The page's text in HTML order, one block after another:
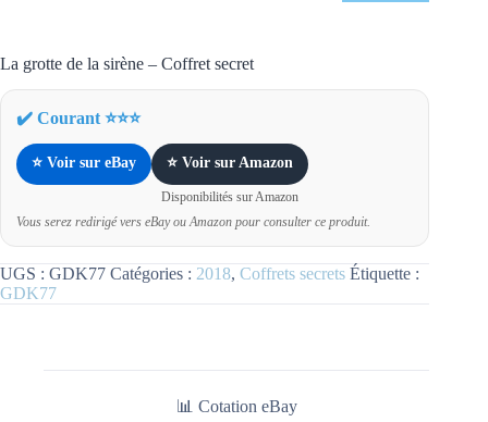
La grotte de la sirène – Coffret secret
✔️ Courant ⭐⭐⭐
⭐ Voir sur eBay ⭐ Voir sur Amazon
Disponibilités sur Amazon
Vous serez redirigé vers eBay ou Amazon pour consulter ce produit.
UGS : GDK77 Catégories : 2018, Coffrets secrets Étiquette :
GDK77
📊 Cotation eBay